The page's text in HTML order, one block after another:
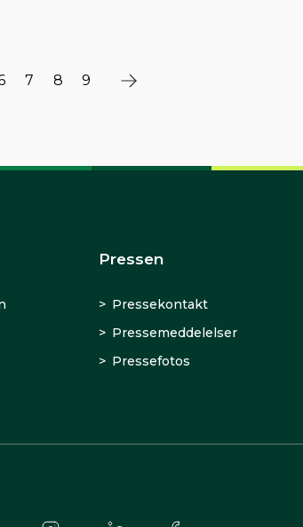
7 8 9
Pressen
Pressekontakt
Pressemeddelelser
Pressefotos